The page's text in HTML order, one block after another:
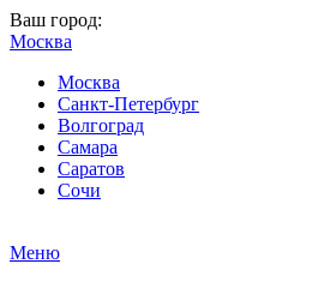
Ваш город:
Москва
Москва
Санкт-Петербург
Волгоград
Самара
Саратов
Сочи
Меню